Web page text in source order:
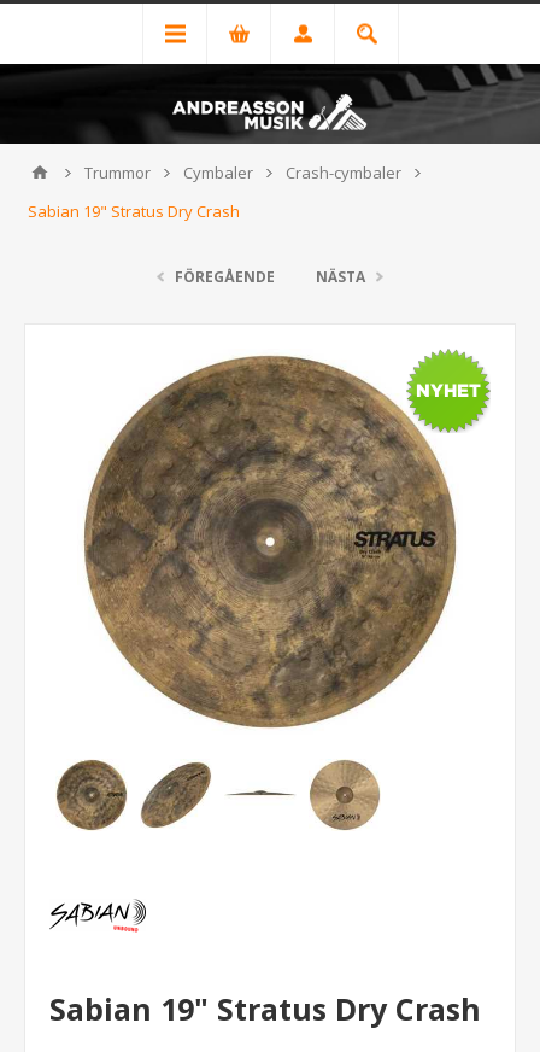
Trummor Cymbaler
Crash-cymbaler
Sabian 19" Stratus Dry Crash
FÖREGÅENDE NÄSTA
Sabian 19" Stratus Dry Crash